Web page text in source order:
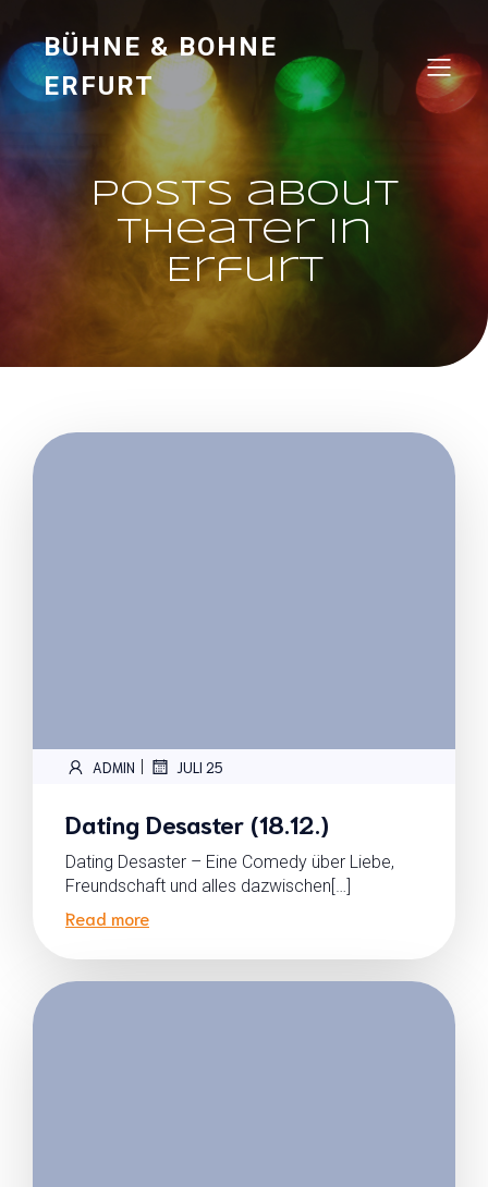
BÜHNE & BOHNE
ERFURT
Posts about
Theater in
Erfurt
ADMIN | JULI 25
Dating Desaster (18.12.)
Dating Desaster – Eine Comedy über Liebe,
Freundschaft und alles dazwischen[…]
Read more